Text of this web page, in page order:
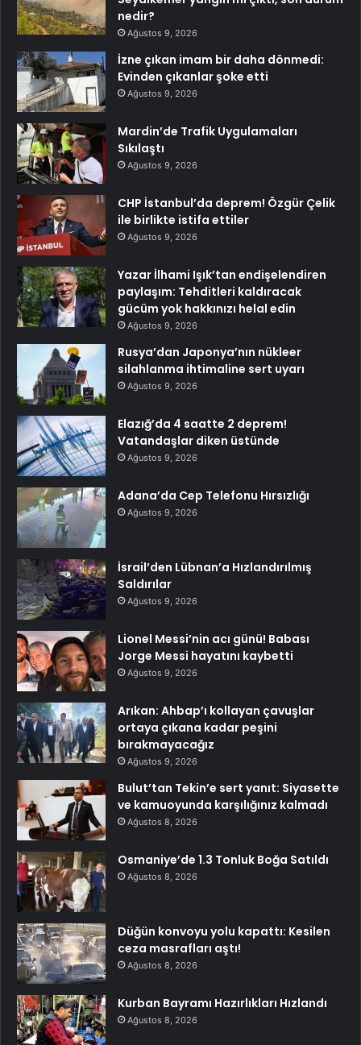
nedir?
Ağustos 9, 2026
İzne çıkan imam bir daha dönmedi:
Evinden çıkanlar şoke etti
Ağustos 9, 2026
Mardin’de Trafik Uygulamaları
Sıkılaştı
Ağustos 9, 2026
CHP İstanbul’da deprem! Özgür Çelik
ile birlikte istifa ettiler
Ağustos 9, 2026
Yazar İlhami Işık’tan endişelendiren
paylaşım: Tehditleri kaldıracak
gücüm yok hakkınızı helal edin
Ağustos 9, 2026
Rusya’dan Japonya’nın nükleer
silahlanma ihtimaline sert uyarı
Ağustos 9, 2026
Elazığ’da 4 saatte 2 deprem!
Vatandaşlar diken üstünde
Ağustos 9, 2026
Adana’da Cep Telefonu Hırsızlığı
Ağustos 9, 2026
İsrail’den Lübnan’a Hızlandırılmış
Saldırılar
Ağustos 9, 2026
Lionel Messi’nin acı günü! Babası
Jorge Messi hayatını kaybetti
Ağustos 9, 2026
Arıkan: Ahbap’ı kollayan çavuşlar
ortaya çıkana kadar peşini
bırakmayacağız
Ağustos 9, 2026
Bulut’tan Tekin’e sert yanıt: Siyasette
ve kamuoyunda karşılığınız kalmadı
Ağustos 8, 2026
Osmaniye’de 1.3 Tonluk Boğa Satıldı
Ağustos 8, 2026
Düğün konvoyu yolu kapattı: Kesilen
ceza masrafları aştı!
Ağustos 8, 2026
Kurban Bayramı Hazırlıkları Hızlandı
Ağustos 8, 2026